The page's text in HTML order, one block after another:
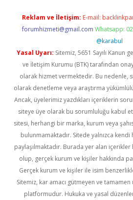
Reklam ve İletişim: E-mail:
forumhizmeti@gmail.com Whatsapp:
@karabul
Yasal Uyarı: Sitemiz, 5651 Sayılı Kanun
ve İletişim Kurumu (BTK) tarafından
olarak hizmet vermektedir. Bu nedenle,
olarak denetleme veya araştırma
Ancak, üyelerimiz yazdıkları içeriklerin
siteye üye olarak bu sorumluluğu kabul
sitesi, herhangi bir marka, kurum veya
bulunmamaktadır. Sitede yalnızca kendi
paylaşılmaktadır. Burada yer alan
olup, gerçek kurum ve kişiler hakkında
Gerçek kurum ve kişiler ile isim
Sitemiz, kar amacı gütmeyen ve
platformudur. Hukuka ve yasal